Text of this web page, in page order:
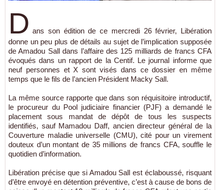
D ans son édition de ce mercredi 26 février, Libération
donne un peu plus de détails au sujet de l’implication supposée
de Amadou Sall dans l’affaire des 125 milliards de francs CFA
évoqués dans un rapport de la Centif. Le journal informe que
neuf personnes et X sont visés dans ce dossier en même
temps que le fils de l’ancien Président Macky Sall.
La même source rapporte que dans son réquisitoire introductif,
le procureur du Pool judiciaire financier (PJF) a demandé le
placement sous mandat de dépôt de tous les suspects
identifiés, sauf Mamadou Daff, ancien directeur général de la
Couverture maladie universelle (CMU), cité pour un virement
douteux d’un montant de 35 millions de francs CFA, souffle le
quotidien d’information.
Libération précise que si Amadou Sall est éclaboussé, risquant
d’être envoyé en détention préventive, c’est à cause de bons de